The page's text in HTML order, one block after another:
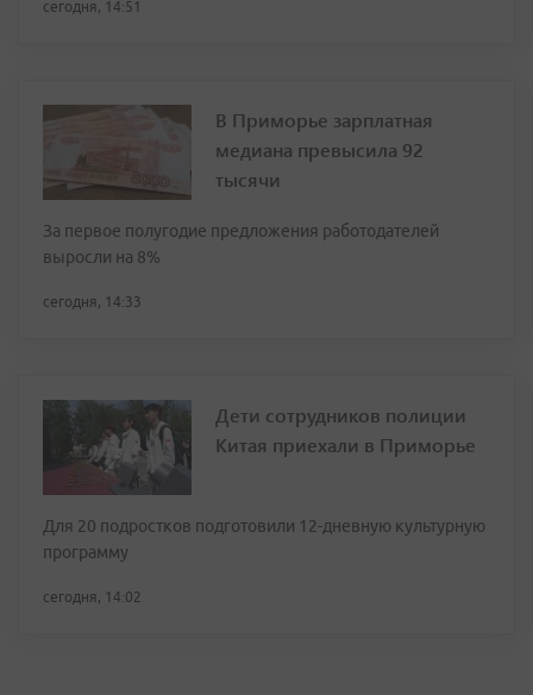
сегодня, 14:51
В Приморье зарплатная
медиана превысила 92
тысячи
За первое полугодие предложения работодателей
выросли на 8%
сегодня, 14:33
Дети сотрудников полиции
Китая приехали в Приморье
Для 20 подростков подготовили 12-дневную культурную
программу
сегодня, 14:02